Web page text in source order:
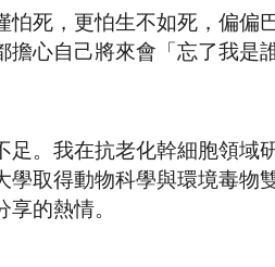
怕死，更怕生不如死，偏偏
心自己將來會「忘了我是
足。我在抗老化幹細胞領域
取得動物科學與環境毒物
的熱情。